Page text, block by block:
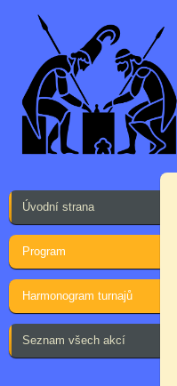
Úvodní strana
Program
Harmonogram turnajů
Seznam všech akcí